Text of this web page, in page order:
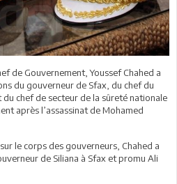
de Gouvernement, Youssef Chahed a
du gouverneur de Sfax, du chef du
chef de secteur de la sûreté nationale
après l’assassinat de Mohamed
le corps des gouverneurs, Chahed a
de Siliana à Sfax et promu Ali